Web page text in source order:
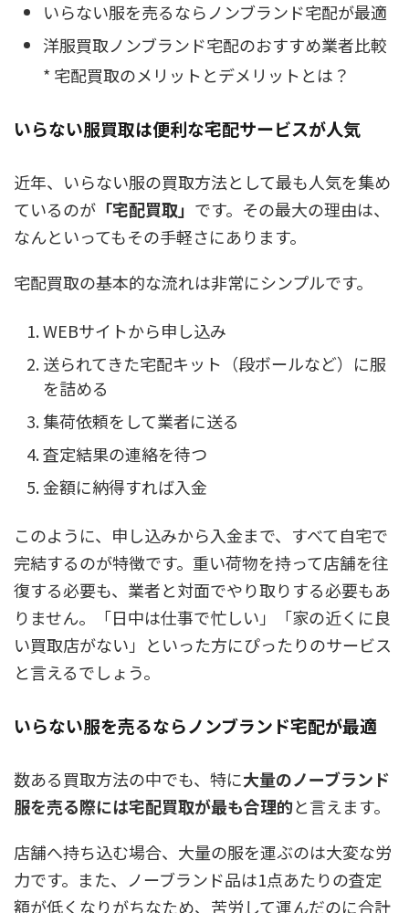
いらない服を売るならノンブランド宅配が最適
洋服買取ノンブランド宅配のおすすめ業者比較
* 宅配買取のメリットとデメリットとは？
いらない服買取は便利な宅配サービスが人気
近年、いらない服の買取方法として最も人気を集め
ているのが 「宅配買取」 です。その最大の理由は、
なんといってもその手軽さにあります。
宅配買取の基本的な流れは非常にシンプルです。
WEBサイトから申し込み
送られてきた宅配キット（段ボールなど）に服
を詰める
集荷依頼をして業者に送る
査定結果の連絡を待つ
金額に納得すれば入金
このように、 申し込みから入金まで、すべて自宅で
完結するのが特徴です。重い荷物を持って店舗を往
復する必要も、業者と対面でやり取りする必要もあ
りません。「日中は仕事で忙しい」「家の近くに良
い買取店がない」といった方にぴったりのサービス
と言えるでしょう。
いらない服を売るならノンブランド宅配が最適
数ある買取方法の中でも、特に大量のノーブランド
服を売る際には宅配買取が最も合理的と言えます。
店舗へ持ち込む場合、大量の服を運ぶのは大変な労
力です。また、ノーブランド品は1点あたりの査定
額が低くなりがちなため、苦労して運んだのに合計